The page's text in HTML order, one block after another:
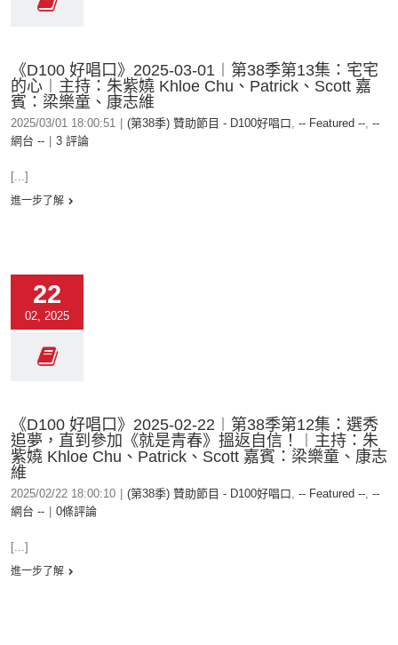
《D100 好唱口》2025-03-01︱第38季第13集：宅宅
的心︱主持：朱紫嬈 Khloe Chu、Patrick、Scott 嘉
賓：梁樂童、康志維
2025/03/01 18:00:51 (第38季) 贊助節目 - D100好唱口, -- Featured --, --
網台 --
3 評論
[...]
進一步了解
22
02, 2025
《D100 好唱口》2025-02-22︱第38季第12集：選秀
追夢，直到參加《就是青春》搵返自信！︱主持：朱
紫嬈 Khloe Chu、Patrick、Scott 嘉賓：梁樂童、康志
維
2025/02/22 18:00:10 (第38季) 贊助節目 - D100好唱口, -- Featured --, --
網台 --
0條評論
[...]
進一步了解